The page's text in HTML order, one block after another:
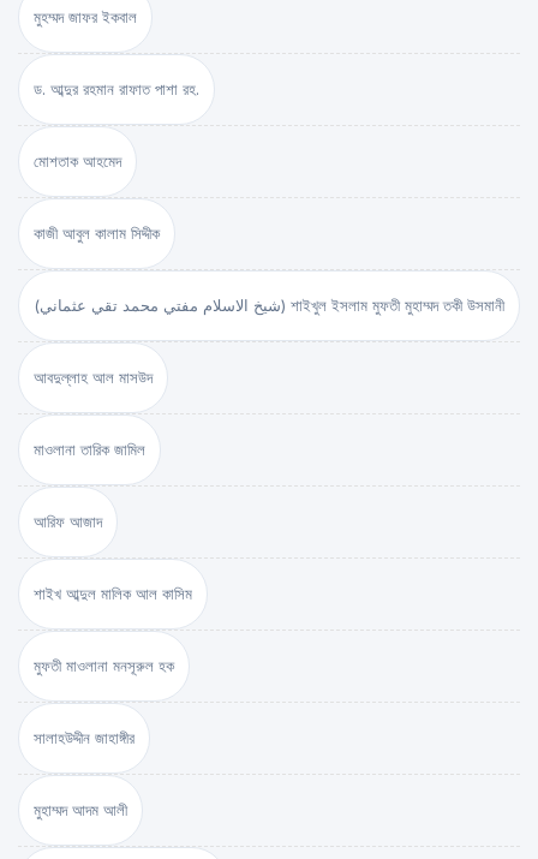
মুহম্মদ জাফর ইকবাল
ড. আব্দুর রহমান রাফাত পাশা রহ.
মোশতাক আহমেদ
কাজী আবুল কালাম সিদ্দীক
(شيخ الاسلام مفتي محمد تقي عثماني) শাইখুল ইসলাম মুফতী মুহাম্মদ তকী উসমানী
আবদুল্লাহ আল মাসউদ
মাওলানা তারিক জামিল
আরিফ আজাদ
শাইখ আব্দুল মালিক আল কাসিম
মুফতী মাওলানা মনসূরুল হক
সালাহউদ্দীন জাহাঙ্গীর
মুহাম্মদ আদম আলী